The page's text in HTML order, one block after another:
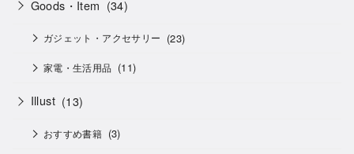
Goods・Item (34)
ガジェット・アクセサリー (23)
家電・生活用品 (11)
Illust (13)
おすすめ書籍 (3)